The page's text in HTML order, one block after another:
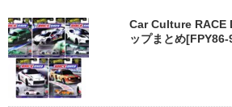
Car Culture RACE
ップまとめ[FPY86-